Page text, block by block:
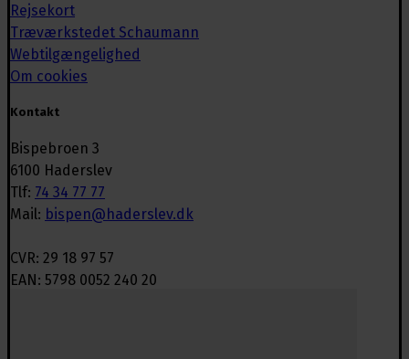
Rejsekort
Træværkstedet Schaumann
Webtilgængelighed
Om cookies
Kontakt
Bispebroen 3
6100 Haderslev
Tlf: 74 34 77 77
Mail: bispen@haderslev.dk
CVR: 29 18 97 57
EAN: 5798 0052 240 20